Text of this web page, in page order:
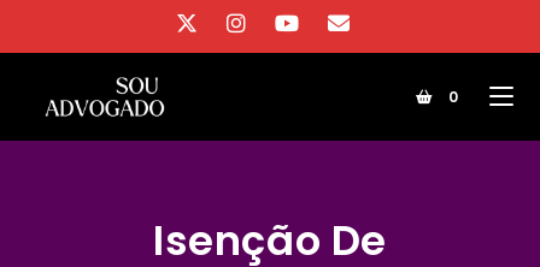
conteúdo
0
Isenção De